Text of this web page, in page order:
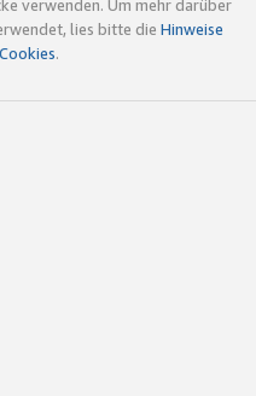
verwenden. Um mehr darüber
lies bitte die Hinweise
.